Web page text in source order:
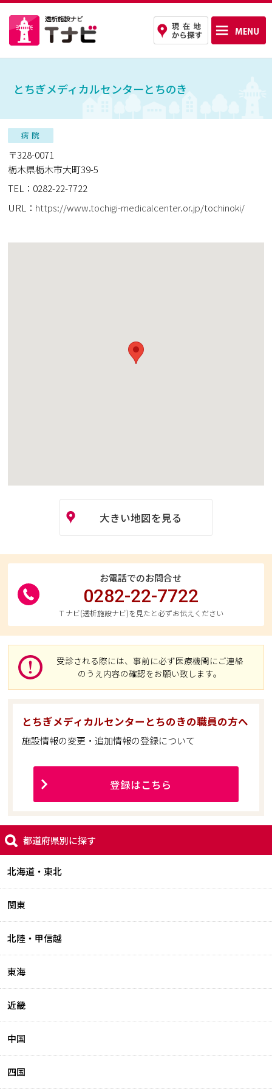
とちぎメディカルセンターとちのき
〒328-0071
栃木県栃木市大町39-5
TEL：0282-22-7722
URL： https://www.tochigi-medicalcenter.or.jp/tochinoki/
大きい地図を見る
お電話でのお問合せ
0282-22-7722
Ｔナビ(透析施設ナビ)を見たと必ずお伝えください
受診される際には、事前に必ず医療機関にご連絡
のうえ内容の確認をお願い致します。
とちぎメディカルセンターとちのきの職員の方へ
施設情報の変更・追加情報の登録について
登録はこちら
都道府県別に探す
北海道・東北
関東
北陸・甲信越
東海
近畿
中国
四国